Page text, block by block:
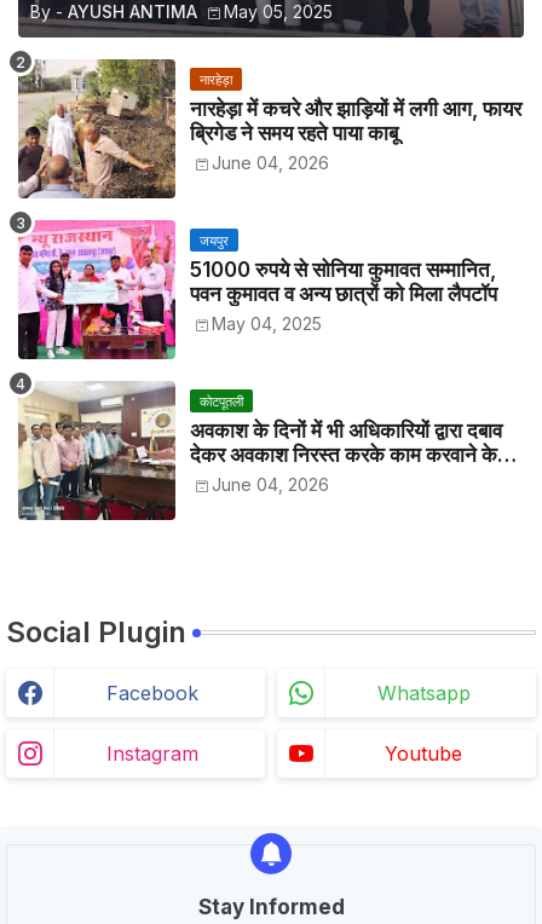
By - AYUSH ANTIMA May 05, 2025
नारहेड़ा
नारहेड़ा में कचरे और झाड़ियों में लगी आग, फायर
ब्रिगेड ने समय रहते पाया काबू
June 04, 2026
जयपुर
51000 रुपये से सोनिया कुमावत सम्मानित,
पवन कुमावत व अन्य छात्रों को मिला लैपटॉप
May 04, 2025
कोटपूतली
अवकाश के दिनों में भी अधिकारियों द्वारा दबाव
देकर अवकाश निरस्त करके काम करवाने के
विरोध में कर्मचारियों ने जिला कलेक्टर को सीएस
June 04, 2026
Social Plugin
Facebook Whatsapp
Instagram Youtube
Stay Informed